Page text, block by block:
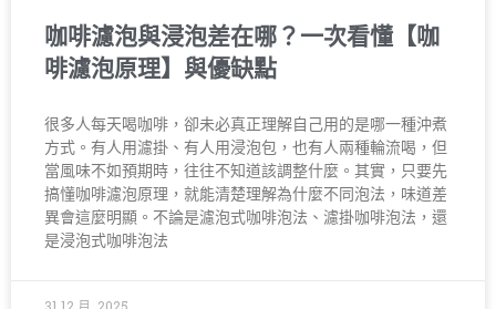
咖啡濾泡與浸泡差在哪？一次看懂【咖
啡濾泡原理】與優缺點
很多人每天喝咖啡，卻未必真正理解自己用的是哪一種沖煮
方式。有人用濾掛、有人用浸泡包，也有人兩種輪流喝，但
當風味不如預期時，往往不知道該調整什麼。其實，只要先
搞懂咖啡濾泡原理，就能清楚理解為什麼不同泡法，味道差
異會這麼明顯。不論是濾泡式咖啡泡法、濾掛咖啡泡法，還
是浸泡式咖啡泡法